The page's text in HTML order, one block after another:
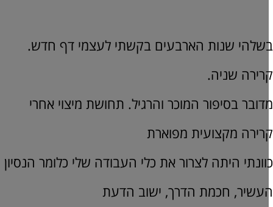
שנות הארבעים בקשתי לעצמי דף חדש.
שניה.
בסיפור המוכר והרגיל. תחושת מיצוי אחרי
מקצועית מפוארת
היתה לצרור את כלי העבודה שלי כלומר הנסיון
חכמת הדרך, ישוב הדעת